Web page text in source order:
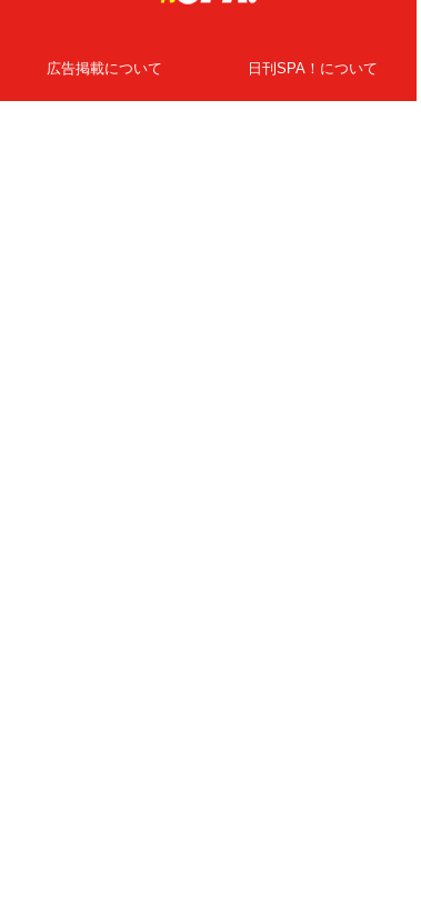
広告掲載について 日刊SPA！について